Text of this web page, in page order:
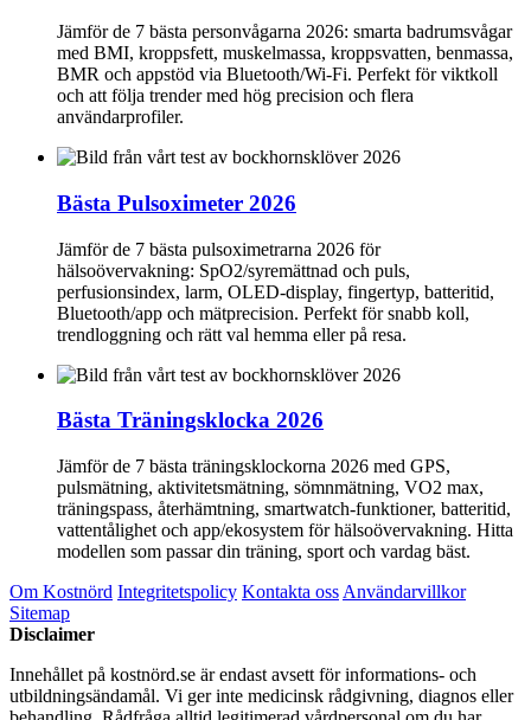
Jämför de 7 bästa personvågarna 2026: smarta badrumsvågar
med BMI, kroppsfett, muskelmassa, kroppsvatten, benmassa,
BMR och appstöd via Bluetooth/Wi‑Fi. Perfekt för viktkoll
och att följa trender med hög precision och flera
användarprofiler.
Bästa Pulsoximeter 2026
Jämför de 7 bästa pulsoximetrarna 2026 för
hälsoövervakning: SpO2/syremättnad och puls,
perfusionsindex, larm, OLED-display, fingertyp, batteritid,
Bluetooth/app och mätprecision. Perfekt för snabb koll,
trendloggning och rätt val hemma eller på resa.
Bästa Träningsklocka 2026
Jämför de 7 bästa träningsklockorna 2026 med GPS,
pulsmätning, aktivitetsmätning, sömnmätning, VO2 max,
träningspass, återhämtning, smartwatch-funktioner, batteritid,
vattentålighet och app/ekosystem för hälsoövervakning. Hitta
modellen som passar din träning, sport och vardag bäst.
Om Kostnörd Integritetspolicy Kontakta oss Användarvillkor
Sitemap
Disclaimer
Innehållet på kostnörd.se är endast avsett för informations- och
utbildningsändamål. Vi ger inte medicinsk rådgivning, diagnos eller